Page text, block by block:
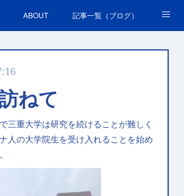
ABOUT 記事一覧（ブログ）
問合せ
ねて
三重大学は研究を続けることが難しく
人の大学院生を受け入れることを始め